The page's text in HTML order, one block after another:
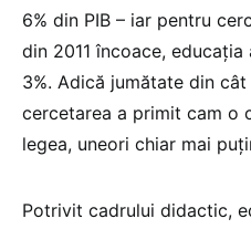
6% din PIB – iar pentru
din 2011 încoace,
3%. Adică jumătate din
cercetarea a primit cam o
legea, uneori chiar mai
Potrivit cadrului didactic,